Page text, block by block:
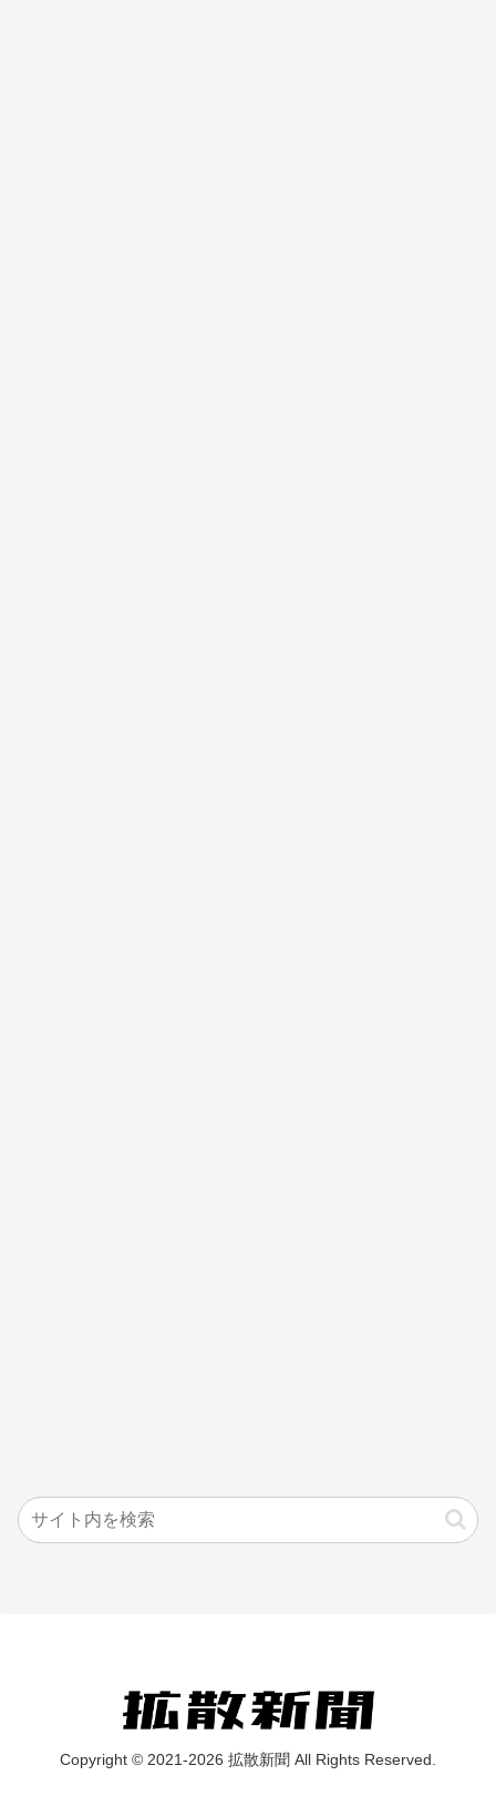
Copyright © 2021-2026 拡散新聞 All Rights Reserved.